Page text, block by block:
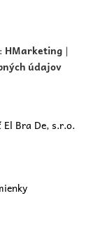
HMarketing |
údajov
Bra De, s.r.o.